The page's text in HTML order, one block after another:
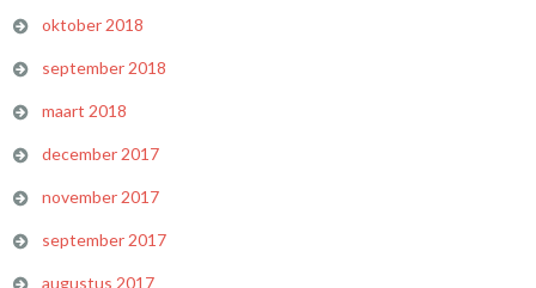
oktober 2018
september 2018
maart 2018
december 2017
november 2017
september 2017
augustus 2017